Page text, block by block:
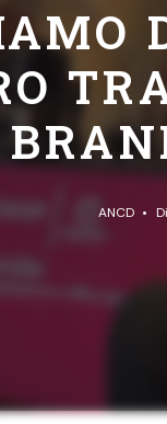
ANCD